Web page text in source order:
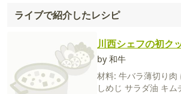
ライブで紹介したレシピ
川西シェフの初ク
by 和牛
材料: 牛バラ薄切り肉
しめじ サラダ油 キム